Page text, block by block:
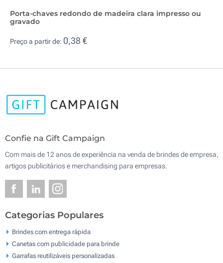
Porta-chaves redondo de madeira clara impresso ou
gravado
Preço a partir de: 0,38 €
Confie na Gift Campaign
Com mais de 12 anos de experiência na venda de brindes de empresa,
artigos publicitários e merchandising para empresas.
Categorias Populares
Brindes com entrega rápida
Canetas com publicidade para brinde
Garrafas reutilizáveis personalizadas